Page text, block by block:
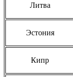
Литва
Эстония
Кипр